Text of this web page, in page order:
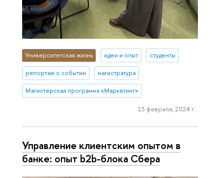
Университетская жизнь идеи и опыт студенты
репортаж о событии магистратура
Магистерская программа «Маркетинг»
13 февраля, 2024 г.
Управление клиентским опытом в
банке: опыт b2b-блока Сбера